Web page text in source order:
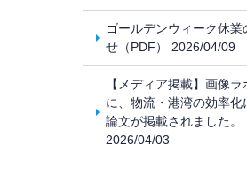
ゴールデンウィーク休業
せ（PDF） 2026/04/09
【メディア掲載】画像
に、物流・港湾の効率化
論文が掲載されました。
2026/04/03